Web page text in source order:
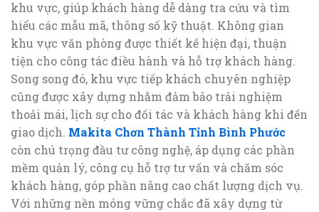
khu vực, giúp khách hàng dễ dàng tra cứu và tìm
hiểu các mẫu mã, thông số kỹ thuật. Không gian
khu vực văn phòng được thiết kế hiện đại, thuận
tiện cho công tác điều hành và hỗ trợ khách hàng.
Song song đó, khu vực tiếp khách chuyên nghiệp
cũng được xây dựng nhằm đảm bảo trải nghiệm
thoải mái, lịch sự cho đối tác và khách hàng khi đến
giao dịch. Makita Chơn Thành Tỉnh Bình Phước
còn chú trọng đầu tư công nghệ, áp dụng các phần
mềm quản lý, công cụ hỗ trợ tư vấn và chăm sóc
khách hàng, góp phần nâng cao chất lượng dịch vụ.
Với những nền móng vững chắc đã xây dựng từ